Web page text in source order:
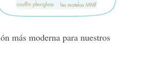
más moderna para nuestros